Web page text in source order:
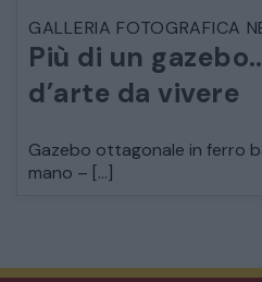
GALLERIA FOTOGRAFICA
Più di un
d’arte da vivere
Gazebo ottagonale in ferro
mano – […]